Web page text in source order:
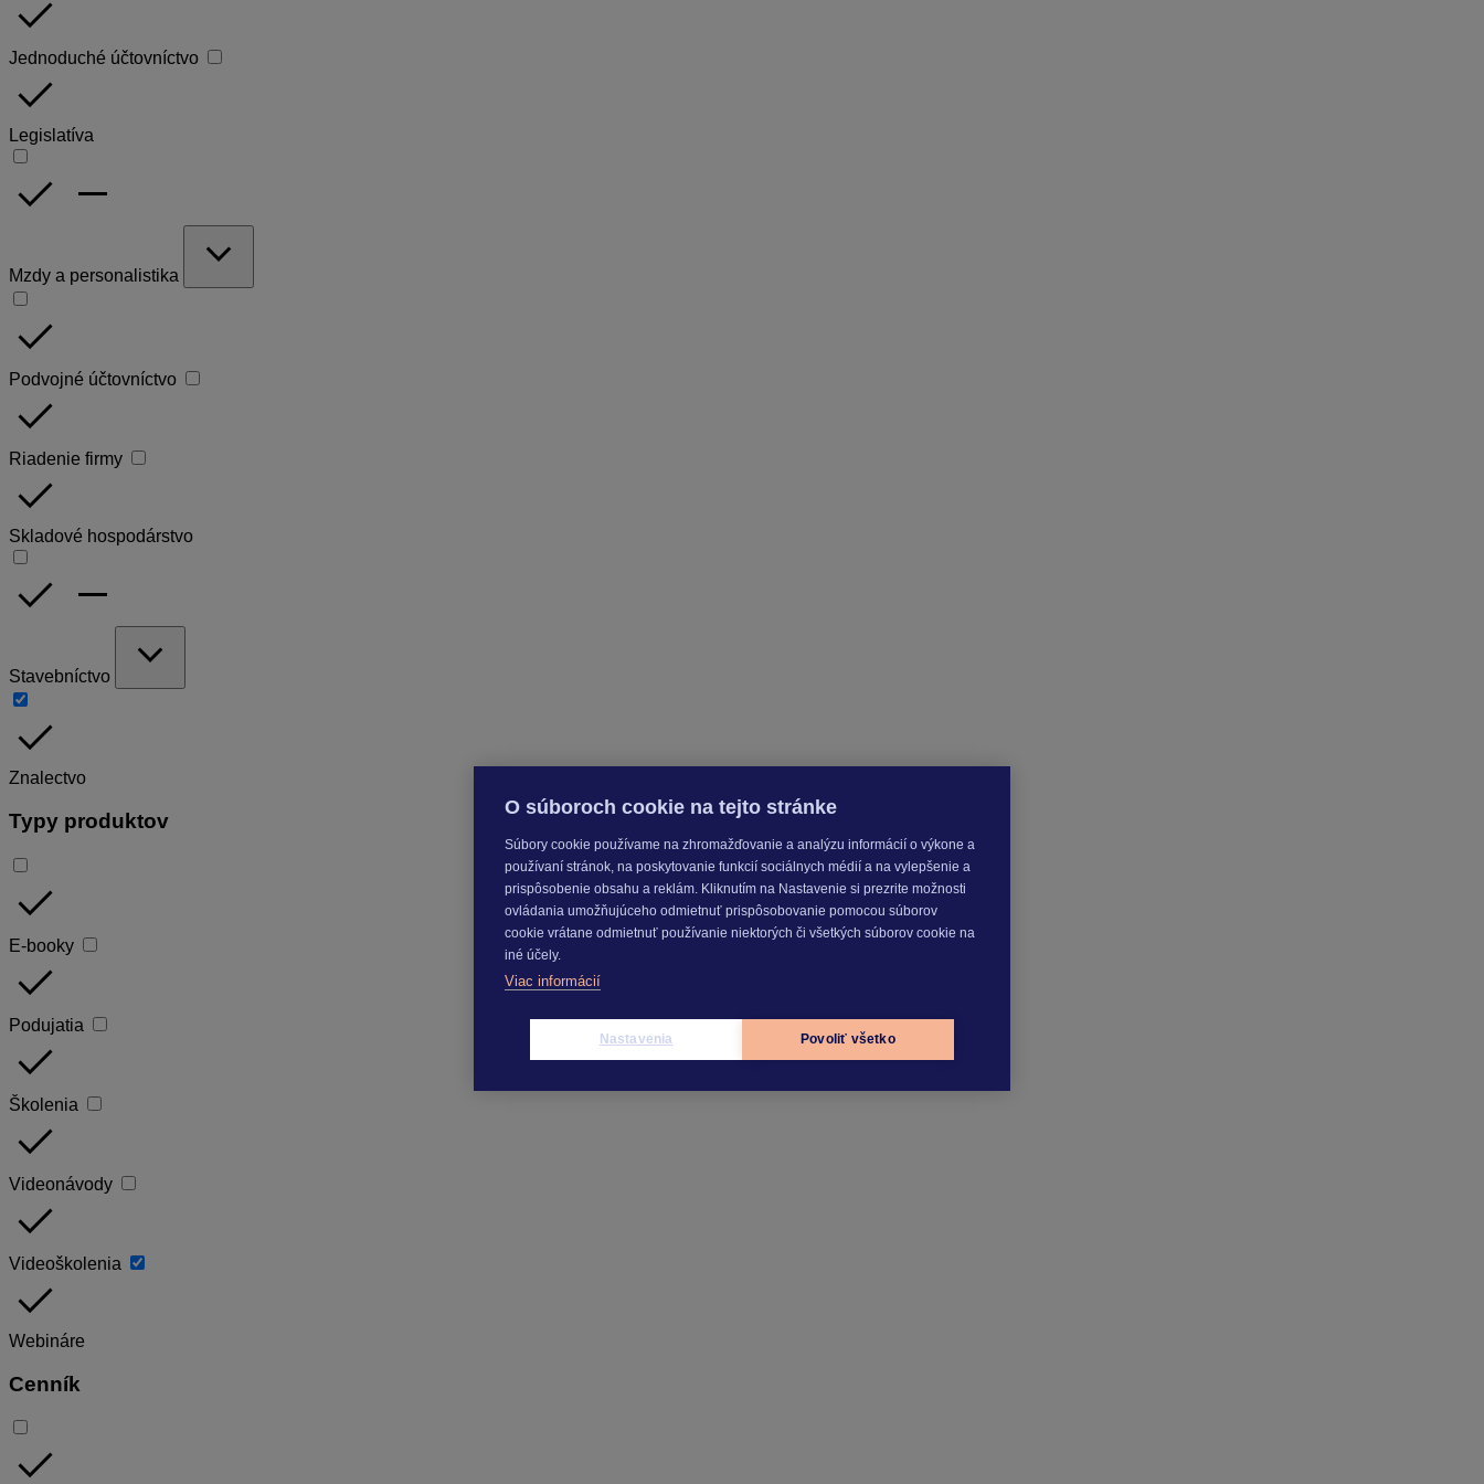
done
Jednoduché účtovníctvo
done
Legislatíva
done remove
Mzdy a personalistika
expand_more
done
Podvojné účtovníctvo
done
Riadenie firmy
done
Skladové hospodárstvo
done remove
Stavebníctvo
expand_more
done
Znalectvo
Typy produktov
done
E-booky
done
Podujatia
done
Školenia
done
Videonávody
done
Videoškolenia
done
Webináre
Cenník
done
O súboroch cookie na tejto stránke
Súbory cookie používame na zhromažďovanie a analýzu informácií o výkone a
používaní stránok, na poskytovanie funkcií sociálnych médií a na vylepšenie a
prispôsobenie obsahu a reklám. Kliknutím na Nastavenie si prezrite možnosti
ovládania umožňujúceho odmietnuť prispôsobovanie pomocou súborov
cookie vrátane odmietnuť používanie niektorých či všetkých súborov cookie na
iné účely.
Viac informácií
Nastavenia Povoliť všetko